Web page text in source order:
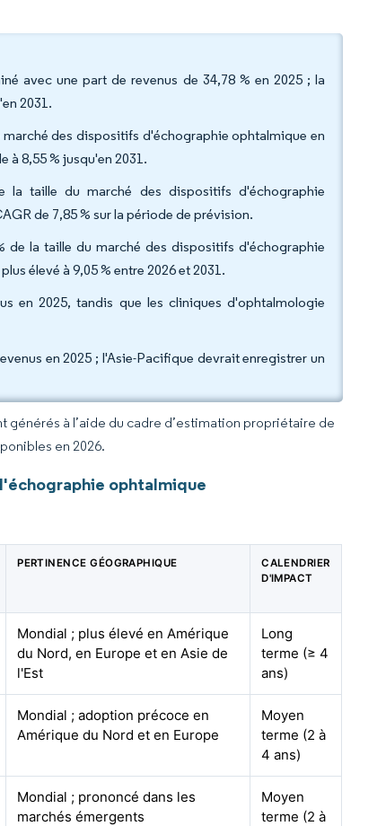
avec une part de revenus de 34,78 % en 2025 ; la
2031.
des dispositifs d'échographie ophtalmique en
à 8,55 % jusqu'en 2031.
la taille du marché des dispositifs d'échographie
de 7,85 % sur la période de prévision.
de la taille du marché des dispositifs d'échographie
élevé à 9,05 % entre 2026 et 2031.
en 2025, tandis que les cliniques d'ophtalmologie
en 2025 ; l'Asie-Pacifique devrait enregistrer un
générés à l’aide du cadre d’estimation propriétaire de
en 2026.
ophtalmique
PERTINENCE GÉOGRAPHIQUE
CALENDRIER
D'IMPACT
Mondial ; plus élevé en Amérique
du Nord, en Europe et en Asie de
l'Est
Long
terme (≥ 4
ans)
Mondial ; adoption précoce en
Amérique du Nord et en Europe
Moyen
terme (2 à
4 ans)
Mondial ; prononcé dans les
marchés émergents
Moyen
terme (2 à